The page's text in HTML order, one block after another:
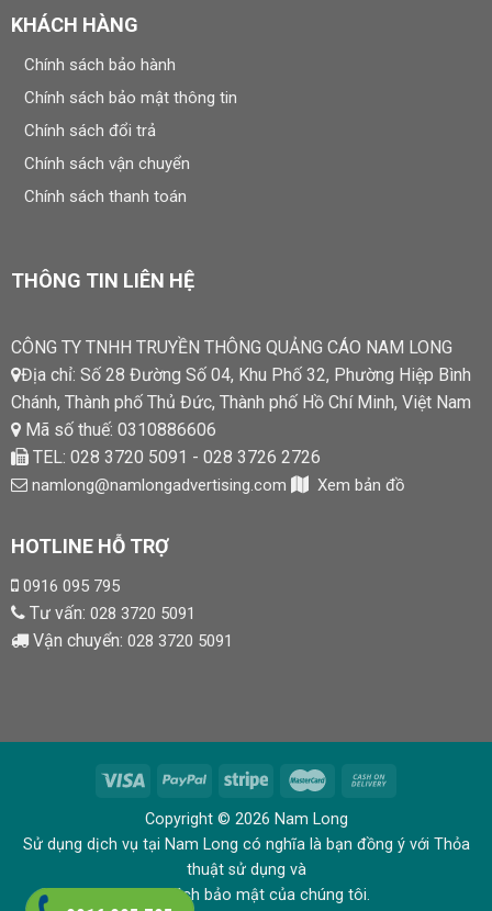
KHÁCH HÀNG
Chính sách bảo hành
Chính sách bảo mật thông tin
Chính sách đổi trả
Chính sách vận chuyển
Chính sách thanh toán
THÔNG TIN LIÊN HỆ
CÔNG TY TNHH TRUYỀN THÔNG QUẢNG CÁO NAM LONG
Địa chỉ: Số 28 Đường Số 04, Khu Phố 32, Phường Hiệp Bình
Chánh, Thành phố Thủ Đức, Thành phố Hồ Chí Minh, Việt Nam
Mã số thuế: 0310886606
TEL: 028 3720 5091 - 028 3726 2726
namlong@namlongadvertising.com Xem bản đồ
HOTLINE HỖ TRỢ
0916 095 795
Tư vấn: 028 3720 5091
Vận chuyển: 028 3720 5091
Copyright © 2026 Nam Long
Sử dụng dịch vụ tại Nam Long có nghĩa là bạn đồng ý với Thỏa
thuật sử dụng và
Chính sách bảo mật của chúng tôi.